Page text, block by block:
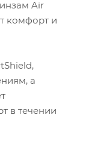
Air
комфорт и
а
в течении